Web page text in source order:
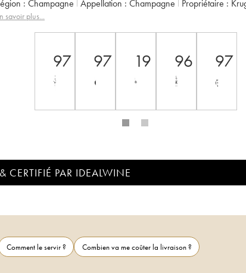
Région :
Champagne Appellation : Champagne Propriétaire :
savoir plus...
97 97 19 96 97
CERTIFIÉ PAR IDEALWINE
Comment le servir ?
Combien va me coûter la livraison ?